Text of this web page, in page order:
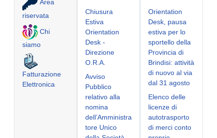
Area
riservata
Chi
siamo
Fatturazione
Elettronica
Chiusura
Estiva
Orientation
Desk -
Direzione
O.R.A.
Avviso
Pubblico
relativo alla
nomina
dell’Amministra
tore Unico
Orientation
Desk, pausa
estiva per lo
sportello della
Provincia di
Brindisi: attività
di nuovo al via
dal 31 agosto
Elenco delle
licenze di
autotrasporto
di merci conto